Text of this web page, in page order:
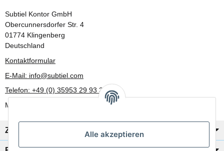
Alle akzeptieren
Subtiel Kontor GmbH
Obercunnersdorfer Str. 4
01774 Klingenberg
Deutschland
Kontaktformular
E-Mail: info@subtiel.com
Telefon: +49 (0) 35953 29 93 30
Mo-Fr: 8:00 Uhr - 17:00 Uhr
Zahlung/Versand